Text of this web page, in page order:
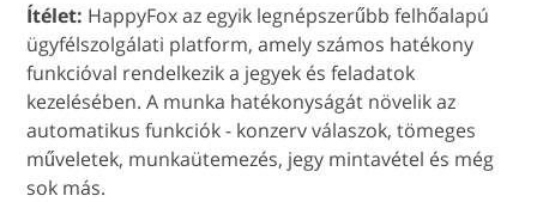
Ítélet: HappyFox az egyik legnépszerűbb felhőalapú
ügyfélszolgálati platform, amely számos hatékony
funkcióval rendelkezik a jegyek és feladatok
kezelésében. A munka hatékonyságát növelik az
automatikus funkciók - konzerv válaszok, tömeges
műveletek, munkaütemezés, jegy mintavétel és még
sok más.